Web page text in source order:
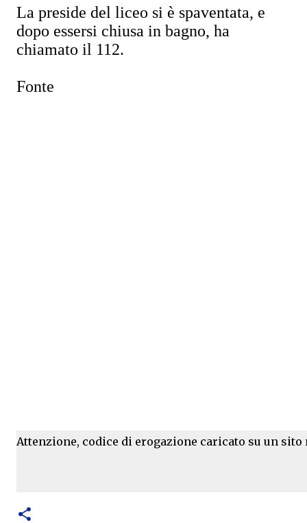
La preside del liceo si è spaventata, e
dopo essersi chiusa in bagno, ha
chiamato il 112.
Fonte
Attenzione, codice di erogazione caricato su un